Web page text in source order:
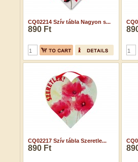
CQ02214 Szív tábla Nagyon s...
890 Ft
CQ02217 Szív tábla Szeretle...
890 Ft